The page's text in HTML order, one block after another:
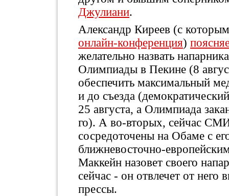
Джулиани.
Александр Киреев (с
онлайн-конференция)
желательно назвать
Олимпиады в Пекине (8
обеспечить максимальный
и до съезда
25 августа, а Олимпиада
го). А во-вторых, сейчас
сосредоточены на Обаме с
ближневосточно-
Маккейн назовет своего
сейчас - он отвлечет от него
прессы.